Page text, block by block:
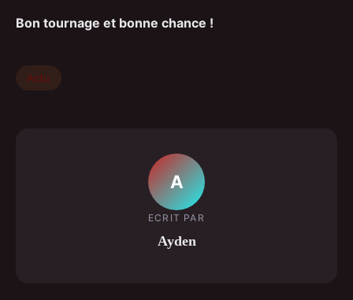
Bon tournage et bonne chance !
Actu
A
ECRIT PAR
Ayden